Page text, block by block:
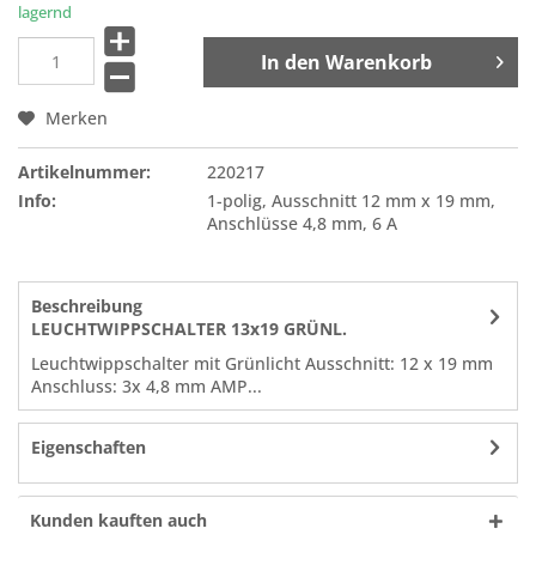
lagernd
In den Warenkorb
Merken
Artikelnummer:
220217
Info:
1-polig, Ausschnitt 12 mm x 19 mm,
Anschlüsse 4,8 mm, 6 A
Beschreibung
LEUCHTWIPPSCHALTER 13x19 GRÜNL.
Leuchtwippschalter mit Grünlicht Ausschnitt: 12 x 19 mm
Anschluss: 3x 4,8 mm AMP...
Eigenschaften
Kunden kauften auch